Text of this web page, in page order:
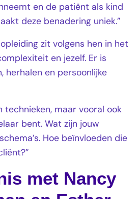
en de patiënt als kind
deze benadering uniek.”
zit volgens hen in het
en jezelf. Er is
herhalen en persoonlijke
technieken, maar vooral ook
bent. Wat zijn jouw
Hoe beïnvloeden die
met Nancy